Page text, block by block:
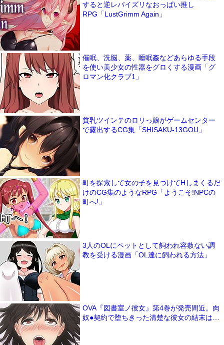
すると逆レパイズリなおっぱい推し
RPG「LustGrimm Again」
催眠、洗脳、薬、睡眠姦などあらゆる手段
を使い美少女の性器をグロくする漫画「グ
ロマン化クラブ1」
貧乳ツインテのロリっ娘がゲームセンター
で露出するCG集「SHISAKU-13GOU」
町を探索して女の子を見つけてHしまくるだ
けのCG集のようなRPG「ようこそ!NPCの
町へ!」
3人のOLにペットとして飼われ容赦ない調
教を受ける漫画「OL達に飼われる方法」
OVA『図書室ノ彼女』第4巻が発売間近。肉
奴●契約で堕ちきった清楚な彼女の結末は…